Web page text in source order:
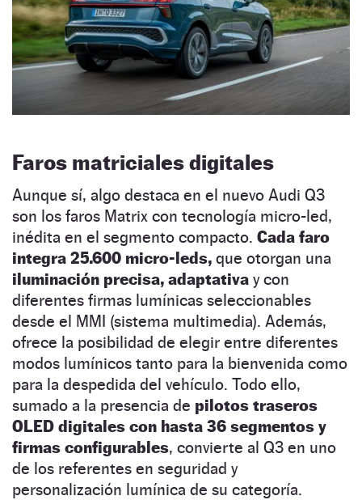
Faros matriciales digitales
Aunque sí, algo destaca en el nuevo Audi Q3
son los faros Matrix con tecnología micro-led,
inédita en el segmento compacto. Cada faro
integra 25.600 micro-leds, que otorgan una
iluminación precisa, adaptativa y con
diferentes firmas lumínicas seleccionables
desde el MMI (sistema multimedia). Además,
ofrece la posibilidad de elegir entre diferentes
modos lumínicos tanto para la bienvenida como
para la despedida del vehículo. Todo ello,
sumado a la presencia de pilotos traseros
OLED digitales con hasta 36 segmentos y
firmas configurables, convierte al Q3 en uno
de los referentes en seguridad y
personalización lumínica de su categoría.